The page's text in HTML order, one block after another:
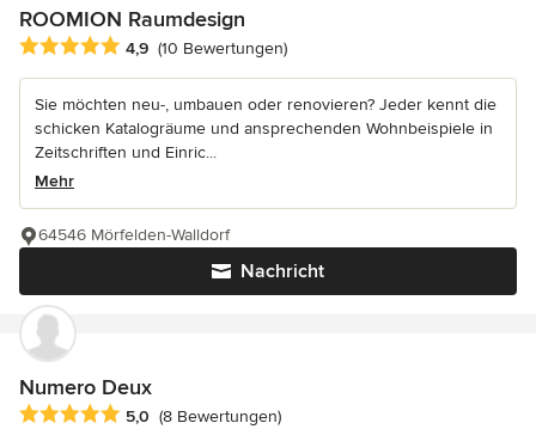
ROOMION Raumdesign
Durchschnittliche Bewertung: 4.9 von 5 Sternen
4,9 (10 Bewertungen)
Sie möchten neu-, umbauen oder renovieren? Jeder kennt die
schicken Katalogräume und ansprechenden Wohnbeispiele in
Zeitschriften und Einric...
Mehr
Nachricht
64546 Mörfelden-Walldorf
Numero Deux
Durchschnittliche Bewertung: 5 von 5 Sternen
5,0 (8 Bewertungen)